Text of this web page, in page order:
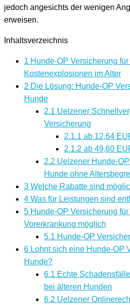
jedoch angesichts der wenigen
erweisen.
Inhaltsverzeichnis
1 Hunde-OP Versicherung
Kostenexplosionen im Alter
2 Die Lösung: Hunde-OP
Hunde
2.1 Uelzener
Versicherung
2.1.1 ab 12,64
2.1.2 ab 49,60
2.2 Uelzener Hunde-
Hunde ohne
3 Welche Rabatte sind
4 Was für Leistungen sind
5 Hunde-OP Versicherung
Vorerkrankung möglich
5.1 Hunde-OP
6 Lohnt sich eine Hunde-OP
Hunde?
6.1 Echte
bei älteren Hunden
6.2 Uelzener